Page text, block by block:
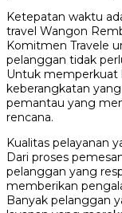
Ketepatan waktu
travel Wangon
Komitmen Travele
pelanggan tidak
Untuk memperkuat
keberangkatan
pemantau yang
rencana.
Kualitas pelayanan
Dari proses
pelanggan yang
memberikan
Banyak pelanggan